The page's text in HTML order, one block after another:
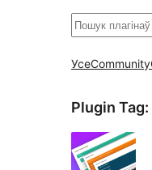
Пошук
УсеCommunity
Plugin Tag: